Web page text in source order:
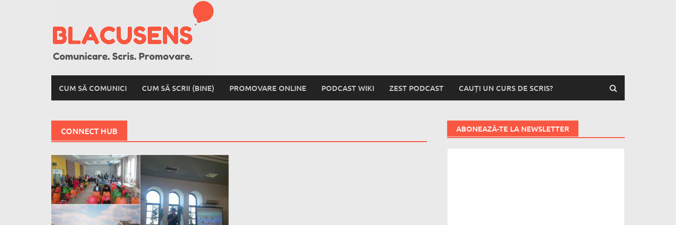
CUM SĂ COMUNICI CUM SĂ SCRII (BINE) PROMOVARE ONLINE PODCAST WIKI ZEST PODCAST CAUȚI UN CURS DE SCRIS?
CONNECT HUB ABONEAZĂ-TE LA NEWSLETTER